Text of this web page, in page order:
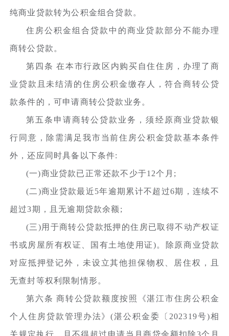
纯商业贷款转为公积金组合贷款。
住房公积金组合贷款中的商业贷款部分不能办理
商转公贷款。
第四条 在本市行政区内购买自住住房，办理了商
业贷款且未结清的住房公积金缴存人，符合商转公贷
款条件的，可申请商转公贷款业务。
第五条申请商转公贷款业务，须经原商业贷款银
行同意，除需满足我市当前住房公积金贷款基本条件
外，还应同时具备以下条件:
(一)商业贷款已正常还款不少于12个月;
(二)商业贷款最近5年逾期累计不超过6期，连续不
超过3期，且无逾期贷款余额;
(三)用于商转公贷款抵押的住房已取得不动产权证
书或房屋所有权证、国有土地使用证)。除原商业贷款
对应抵押登记外，未设立其他担保物权、居住权，且
无查封等权利限制情形。
第六条 商转公贷款额度按照《湛江市住房公积金
个人住房贷款管理办法》(湛公积金委〔202319号)相
关规定执行，且不得超过申请当月商贷余额扣除3个月